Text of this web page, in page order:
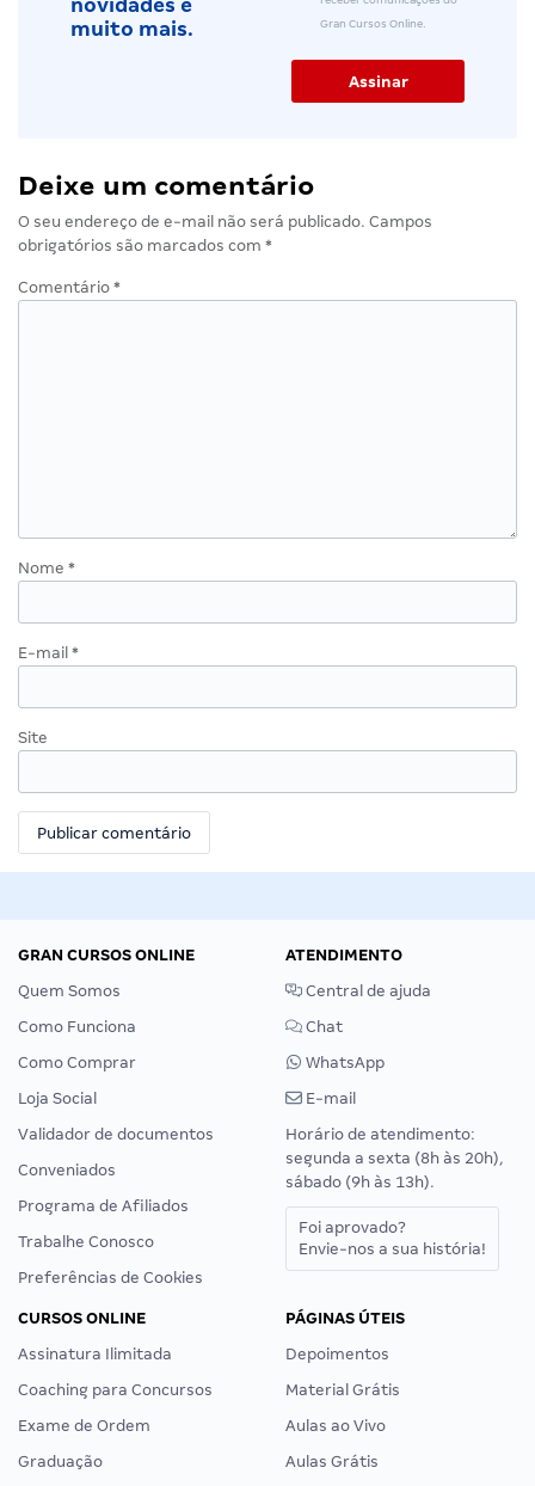
novidades e
muito mais.
Gran Cursos Online.
Deixe um comentário
O seu endereço de e-mail não será publicado. Campos
obrigatórios são marcados com *
Comentário *
Nome *
E-mail *
Site
GRAN CURSOS ONLINE
Quem Somos
Como Funciona
Como Comprar
Loja Social
Validador de documentos
Conveniados
Programa de Afiliados
Trabalhe Conosco
Preferências de Cookies
ATENDIMENTO
Central de ajuda
Chat
WhatsApp
E-mail
Horário de atendimento:
segunda a sexta (8h às 20h),
sábado (9h às 13h).
Foi aprovado?
Envie-nos a sua história!
CURSOS ONLINE
Assinatura Ilimitada
Coaching para Concursos
Exame de Ordem
Graduação
PÁGINAS ÚTEIS
Depoimentos
Material Grátis
Aulas ao Vivo
Aulas Grátis